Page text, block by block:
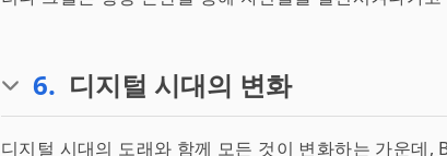
6. 디지털 시대의 변화
디지털 시대의 도래와 함께 모든 것이 변화하는 가운데,